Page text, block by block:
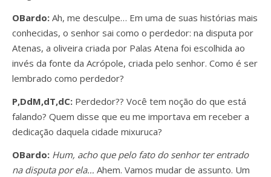
OBardo: Ah, me desculpe… Em uma de suas histórias mais
conhecidas, o senhor sai como o perdedor: na disputa por
Atenas, a oliveira criada por Palas Atena foi escolhida ao
invés da fonte da Acrópole, criada pelo senhor. Como é ser
lembrado como perdedor?
P,DdM,dT,dC: Perdedor?? Você tem noção do que está
falando? Quem disse que eu me importava em receber a
dedicação daquela cidade mixuruca?
OBardo: Hum, acho que pelo fato do senhor ter entrado
na disputa por ela… Ahem. Vamos mudar de assunto. Um